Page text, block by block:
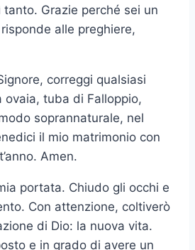
Grazie perché sei un
alle preghiere,
correggi qualsiasi
ovaia, tuba di Falloppio,
soprannaturale, nel
il mio matrimonio con
Amen.
portata. Chiudo gli occhi e
Con attenzione, coltiverò
di Dio: la nuova vita.
e in grado di avere un